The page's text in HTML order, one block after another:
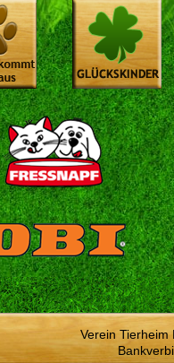
Verein Tierheim